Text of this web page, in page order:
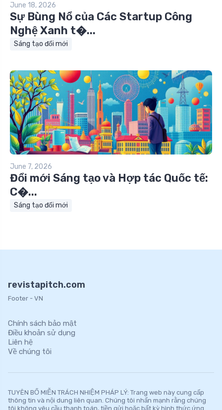
June 18, 2026
Sự Bùng Nổ của Các Startup Công
Nghệ Xanh t�...
Sáng tạo đổi mới
June 7, 2026
Đổi mới Sáng tạo và Hợp tác Quốc tế:
C�...
Sáng tạo đổi mới
revistapitch.com
Footer - VN
Chính sách bảo mật
Điều khoản sử dụng
Liên hệ
Về chúng tôi
TUYÊN BỐ MIỄN TRÁCH NHIỆM PHÁP LÝ: Trang web này cung cấp
thông tin và nội dung liên quan. Chúng tôi nhấn mạnh rằng chúng
tôi không yêu cầu thanh toán, tiền gửi hoặc bất kỳ hình thức ứng